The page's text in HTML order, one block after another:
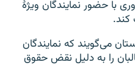
در روزهای ۱۸ و ۱۹ فبروری با حضور نمایندگان ویژۀ
می‌گویند که نمایندگان
را به دلیل نقض حقوق